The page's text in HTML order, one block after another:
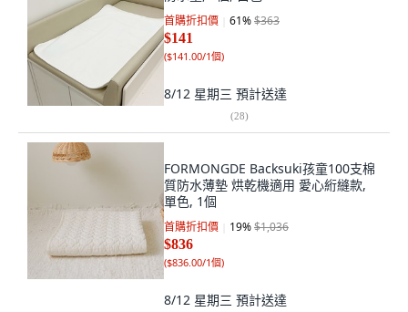
首購折扣價 61%$363
$141
($141.00/1個)
8/12 星期三 預計送達
(28)
FORMONGDE Backsuki孩童100支棉
質防水薄墊 烘乾機適用 愛心絎縫款,
單色, 1個
首購折扣價 19%$1,036
$836
($836.00/1個)
8/12 星期三 預計送達